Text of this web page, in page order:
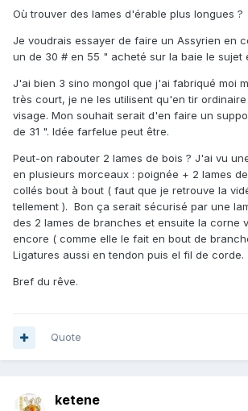
Où trouver des lames d'érable plus longues ?
Je voudrais essayer de faire un Assyrien en
un de 30 # en 55 " acheté sur la baie le sujet
J'ai bien 3 sino mongol que j'ai fabriqué moi
très court, je ne les utilisent qu'en tir
visage. Mon souhait serait d'en faire un
de 31 ". Idée farfelue peut être.
Peut-on rabouter 2 lames de bois ? J'ai vu
en plusieurs morceaux : poignée + 2 lames
collés bout à bout ( faut que je retrouve la
tellement ). Bon ça serait sécurisé par une
des 2 lames de branches et ensuite la corne
encore ( comme elle le fait en bout de
Ligatures aussi en tendon puis el fil de corde.
Bref du rêve.
Quote
ketene